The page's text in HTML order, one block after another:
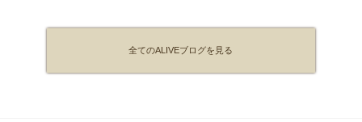
全てのALIVEブログを見る